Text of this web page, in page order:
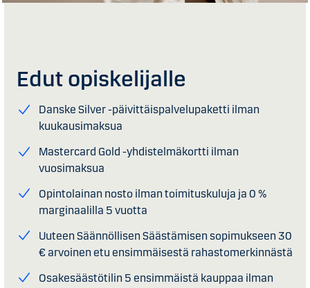
Edut opiskelijalle
Danske Silver -päivittäispalvelupaketti ilman
kuukausimaksua
Mastercard Gold -yhdistelmäkortti ilman
vuosimaksua
Opintolainan nosto ilman toimituskuluja ja 0 %
marginaalilla 5 vuotta
Uuteen Säännöllisen Säästämisen sopimukseen 30
€ arvoinen etu ensimmäisestä rahastomerkinnästä
Osakesäästötilin 5 ensimmäistä kauppaa ilman